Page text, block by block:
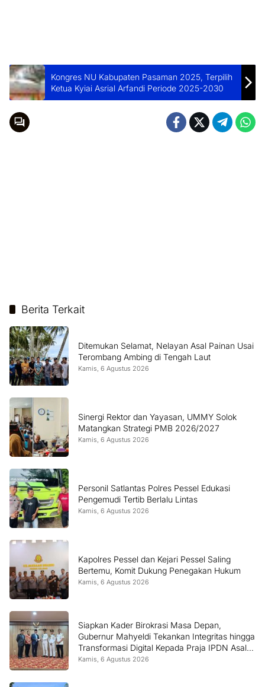
Kongres NU Kabupaten Pasaman 2025, Terpilih
Ketua Kyiai Asrial Arfandi Periode 2025-2030
Berita Terkait
Ditemukan Selamat, Nelayan Asal Painan Usai
Terombang Ambing di Tengah Laut
Kamis, 6 Agustus 2026
Sinergi Rektor dan Yayasan, UMMY Solok
Matangkan Strategi PMB 2026/2027
Kamis, 6 Agustus 2026
Personil Satlantas Polres Pessel Edukasi
Pengemudi Tertib Berlalu Lintas
Kamis, 6 Agustus 2026
Kapolres Pessel dan Kejari Pessel Saling
Bertemu, Komit Dukung Penegakan Hukum
Kamis, 6 Agustus 2026
Siapkan Kader Birokrasi Masa Depan,
Gubernur Mahyeldi Tekankan Integritas hingga
Transformasi Digital Kepada Praja IPDN Asal
Sumbar
Kamis, 6 Agustus 2026